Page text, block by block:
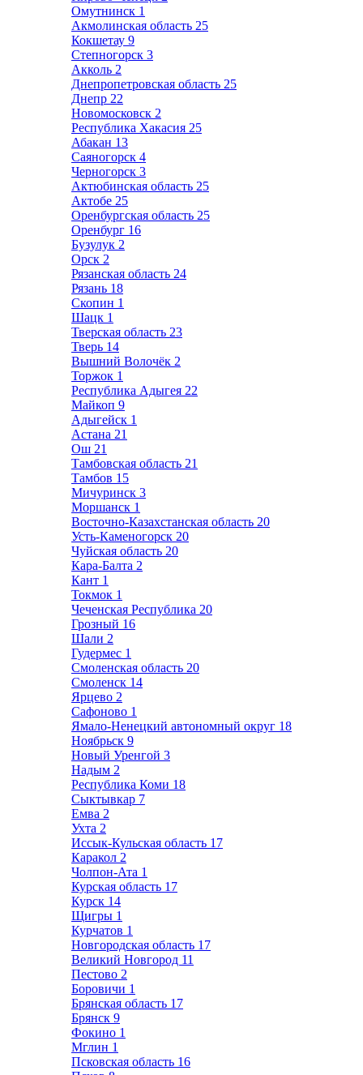
Омутнинск 1
Акмолинская область 25
Кокшетау 9
Степногорск 3
Акколь 2
Днепропетровская область 25
Днепр 22
Новомосковск 2
Республика Хакасия 25
Абакан 13
Саяногорск 4
Черногорск 3
Актюбинская область 25
Актобе 25
Оренбургская область 25
Оренбург 16
Бузулук 2
Орск 2
Рязанская область 24
Рязань 18
Скопин 1
Шацк 1
Тверская область 23
Тверь 14
Вышний Волочёк 2
Торжок 1
Республика Адыгея 22
Майкоп 9
Адыгейск 1
Астана 21
Ош 21
Тамбовская область 21
Тамбов 15
Мичуринск 3
Моршанск 1
Восточно-Казахстанская область 20
Усть-Каменогорск 20
Чуйская область 20
Кара-Балта 2
Кант 1
Токмок 1
Чеченская Республика 20
Грозный 16
Шали 2
Гудермес 1
Смоленская область 20
Смоленск 14
Ярцево 2
Сафоново 1
Ямало-Ненецкий автономный округ 18
Ноябрьск 9
Новый Уренгой 3
Надым 2
Республика Коми 18
Сыктывкар 7
Емва 2
Ухта 2
Иссык-Кульская область 17
Каракол 2
Чолпон-Ата 1
Курская область 17
Курск 14
Щигры 1
Курчатов 1
Новгородская область 17
Великий Новгород 11
Пестово 2
Боровичи 1
Брянская область 17
Брянск 9
Фокино 1
Мглин 1
Псковская область 16